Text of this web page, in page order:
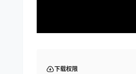
下载权限